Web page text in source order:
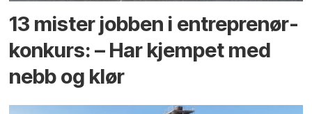
13 mister jobben i entreprenør­
konkurs: – Har kjempet med
nebb og klør